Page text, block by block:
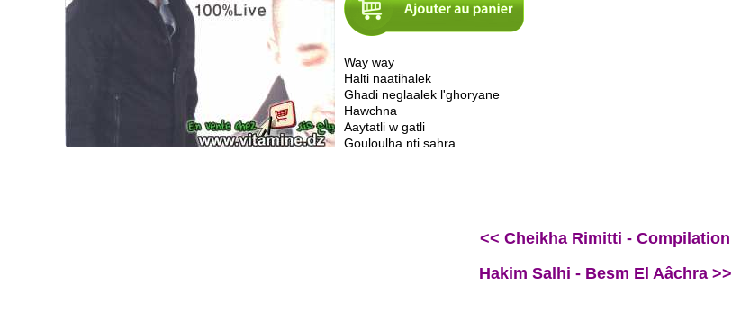
Way way
Halti naatihalek
Ghadi neglaalek l'ghoryane
Hawchna
Aaytatli w gatli
Gouloulha nti sahra
<< Cheikha Rimitti - Compilation
Hakim Salhi - Besm El Aâchra >>